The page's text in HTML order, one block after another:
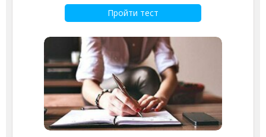
Пройти тест